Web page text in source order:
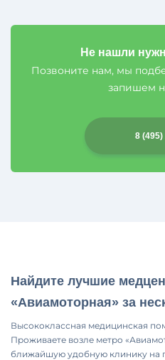
поиска
Не нашли
Позвоните нам, мы
запишем
8 (495)
Найдите лучшие
«Авиамоторная» за
Высококлассная медицинская
Проживаете возле метро
ближайшую удобную клинику на